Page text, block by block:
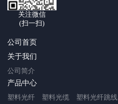
关注微信
(扫一扫)
公司首页
关于我们
公司简介
产品中心
塑料光纤 塑料光缆 塑料光纤跳线